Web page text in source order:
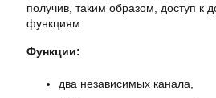
получив, таким образом, доступ к
функциям.
Функции:
два независимых канала,